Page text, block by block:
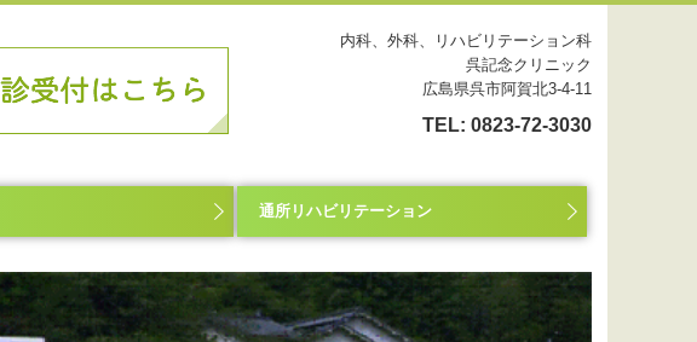
内科、外科、リハビリテーション科
呉記念クリニック
広島県呉市阿賀北3-4-11
TEL: 0823-72-3030
通所リハビリテーション